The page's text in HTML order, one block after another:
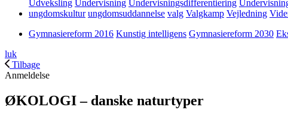
Udveksling Undervisning Undervisningsdifferentiering
ungdomskultur ungdomsuddannelse valg Valgkamp Vejledning
Gymnasiereform 2016 Kunstig intelligens Gymnasiereform 2030
luk
Tilbage
Anmeldelse
ØKOLOGI – danske naturtyper